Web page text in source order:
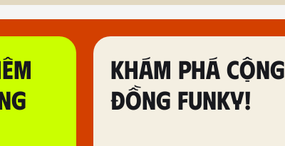
KHÁM PHÁ CỘNG
ĐỒNG FUNKY!